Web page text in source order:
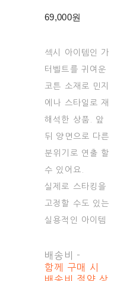
69,000원
섹시 아이템인 가
터벨트를 귀여운
코튼 소재로 민지
에나 스타일로 재
해석한 상품. 앞
뒤 양면으로 다른
분위기로 연출 할
수 있어요.
실제로 스타킹을
고정할 수도 있는
실용적인 아이템
배송비 -
함께 구매 시
배송비 절약 상